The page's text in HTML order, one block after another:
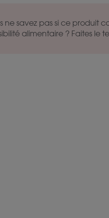
ne savez pas si ce produit
alimentaire ? Faites le